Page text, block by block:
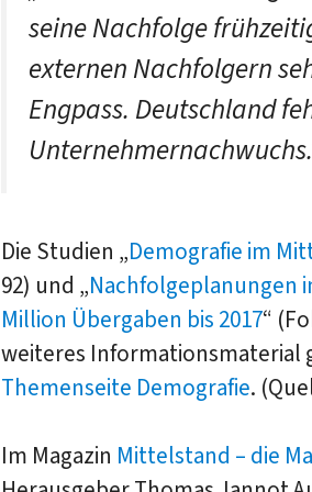
seine Nachfolge
externen Nachfolgern
Engpass. Deutschland
Die Studien „Demografie im
92) und „Nachfolgeplanungen
Million Übergaben bis 2017“
weiteres Informationsmaterial
Themenseite Demografie.
Im Magazin Mittelstand – die